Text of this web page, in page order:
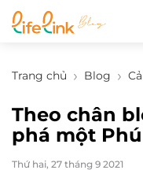
Trang chủ Blog
Theo chân
phá một
Thứ hai, 27 tháng 9 2021